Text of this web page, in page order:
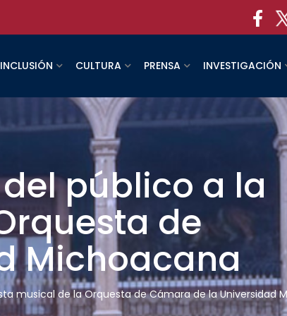
INCLUSIÓN CULTURA PRENSA INVESTIGACIÓN
público a la
de
Michoacana
musical de la Orquesta de Cámara de la Universidad